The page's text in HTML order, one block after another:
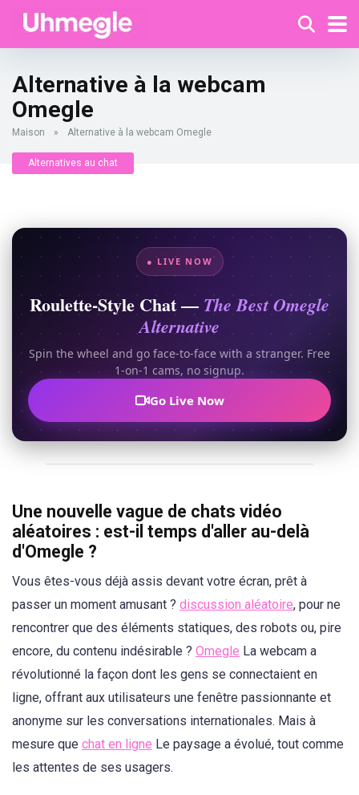
Alternative à la webcam
Omegle
Maison » Alternative à la webcam Omegle
Alternatives au chat
● LIVE NOW
Roulette-Style Chat — The Best Omegle
Alternative
Spin the wheel and go face-to-face with a stranger. Free
1-on-1 cams, no signup.
Go Live Now
Une nouvelle vague de chats vidéo
aléatoires : est-il temps d'aller au-delà
d'Omegle ?
Vous êtes-vous déjà assis devant votre écran, prêt à
passer un moment amusant ? discussion aléatoire, pour ne
rencontrer que des éléments statiques, des robots ou, pire
encore, du contenu indésirable ? Omegle La webcam a
révolutionné la façon dont les gens se connectaient en
ligne, offrant aux utilisateurs une fenêtre passionnante et
anonyme sur les conversations internationales. Mais à
mesure que chat en ligne Le paysage a évolué, tout comme
les attentes de ses usagers.